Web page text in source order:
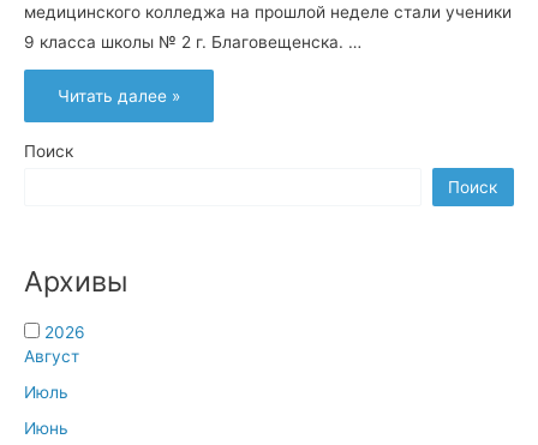
медицинского колледжа на прошлой неделе стали ученики
9 класса школы № 2 г. Благовещенска. …
«Если
есть
в
человека
Читать далее »
Поиск
Поиск
Архивы
2026
Август
Июль
Июнь